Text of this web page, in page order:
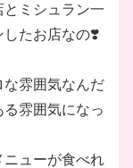
ミシュラン一
したお店なの❣️
な雰囲気なんだ
雰囲気になっ
ニューが食べれ